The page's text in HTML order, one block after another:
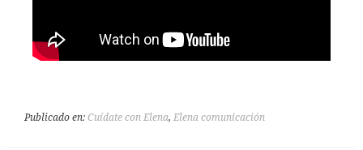
Publicado en:Cuídate con Elena,Elena comunicación